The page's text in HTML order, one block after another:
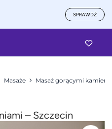
SPRAWDŹ
Masaże Masaż gorącymi
– Szczecin